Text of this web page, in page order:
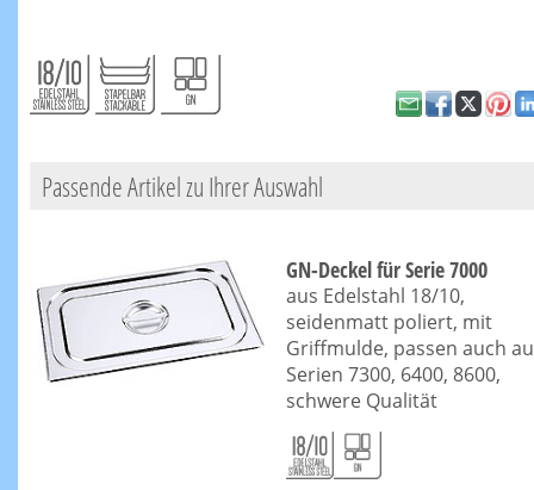
Passende Artikel zu Ihrer Auswahl
GN-Deckel für Serie 7000
aus Edelstahl 18/10,
seidenmatt poliert, mit
Griffmulde, passen auch
Serien 7300, 6400, 8600,
schwere Qualität